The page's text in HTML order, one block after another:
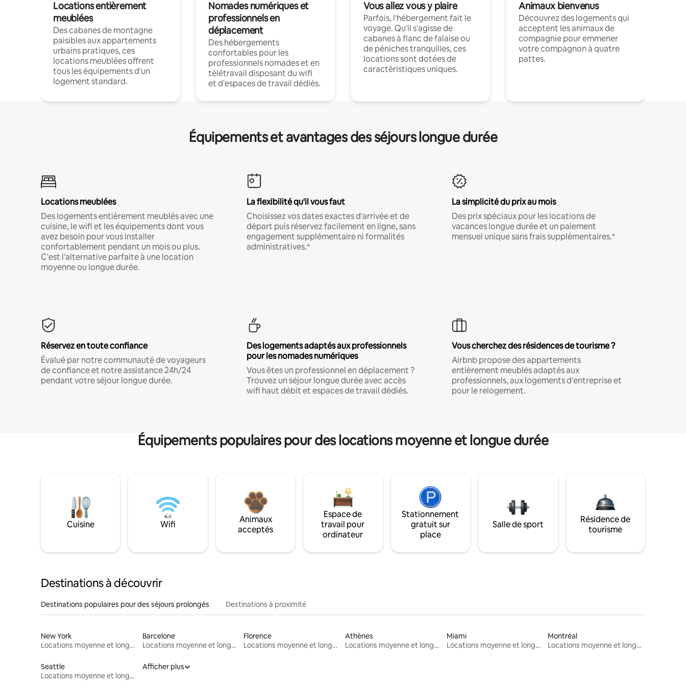
Locations entièrement
meublées
Des cabanes de montagne
paisibles aux appartements
urbains pratiques, ces
locations meublées offrent
tous les équipements d'un
logement standard.
Nomades numériques et
professionnels en
déplacement
Des hébergements
confortables pour les
professionnels nomades et en
télétravail disposant du wifi
et d'espaces de travail dédiés.
Vous allez vous y plaire
Parfois, l'hébergement fait le
voyage. Qu'il s'agisse de
cabanes à flanc de falaise ou
de péniches tranquilles, ces
locations sont dotées de
caractéristiques uniques.
Animaux bienvenus
Découvrez des logements qui
acceptent les animaux de
compagnie pour emmener
votre compagnon à quatre
pattes.
Équipements et avantages des séjours longue durée
Locations meublées
Des logements entièrement meublés avec une
cuisine, le wifi et les équipements dont vous
avez besoin pour vous installer
confortablement pendant un mois ou plus.
C'est l'alternative parfaite à une location
moyenne ou longue durée.
La flexibilité qu'il vous faut
Choisissez vos dates exactes d'arrivée et de
départ puis réservez facilement en ligne, sans
engagement supplémentaire ni formalités
administratives.*
La simplicité du prix au mois
Des prix spéciaux pour les locations de
vacances longue durée et un paiement
mensuel unique sans frais supplémentaires.*
Réservez en toute confiance
Évalué par notre communauté de voyageurs
de confiance et notre assistance 24h/24
pendant votre séjour longue durée.
Des logements adaptés aux professionnels
pour les nomades numériques
Vous êtes un professionnel en déplacement ?
Trouvez un séjour longue durée avec accès
wifi haut débit et espaces de travail dédiés.
Vous cherchez des résidences de tourisme ?
Airbnb propose des appartements
entièrement meublés adaptés aux
professionnels, aux logements d'entreprise et
pour le relogement.
Équipements populaires pour des locations moyenne et longue durée
Cuisine Wifi
Animaux
acceptés
Espace de
travail pour
ordinateur
Stationnement
gratuit sur
place
Salle de sport
Résidence de
tourisme
Destinations à découvrir
Destinations populaires pour des séjours prolongés Destinations à proximité
New York
Locations moyenne et longue durée
Barcelone
Locations moyenne et longue durée
Florence
Locations moyenne et longue durée
Athènes
Locations moyenne et longue durée
Miami
Locations moyenne et longue durée
Montréal
Locations moyenne et longue durée
Seattle
Locations moyenne et longue durée
Afficher plus